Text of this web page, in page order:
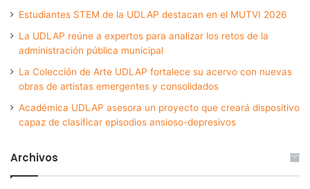
Estudiantes STEM de la UDLAP destacan en el MUTVI 2026
La UDLAP reúne a expertos para analizar los retos de la
administración pública municipal
La Colección de Arte UDLAP fortalece su acervo con nuevas
obras de artistas emergentes y consolidados
Académica UDLAP asesora un proyecto que creará dispositivo
capaz de clasificar episodios ansioso-depresivos
Archivos